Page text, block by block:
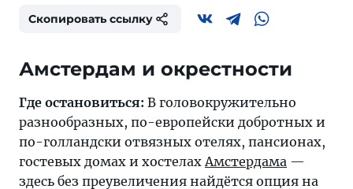
Скопировать ссылку
Амстердам и окрестности
Где остановиться: В головокружительно
разнообразных, по-европейски добротных и
по-голландски отвязных отелях, пансионах,
гостевых домах и хостелахАмстердама —
здесь без преувеличения найдётся опция на